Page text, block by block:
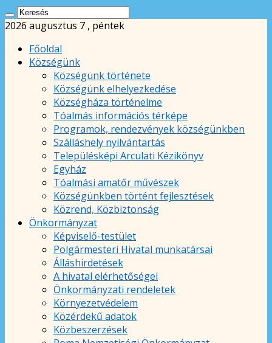
2026 augusztus 7 , péntek
Főoldal
Községünk
Községünk története
Községünk elhelyezkedése
Községháza történelme
Tóalmás információs térképe
Programok, rendezvények községünkben
Szálláshely nyilvántartás
Településképi Arculati Kézikönyv
Egyház
Tóalmási amatőr művészek
Községünkben történt fejlesztések
Közrend, Közbiztonság
Önkormányzat
Képviselő-testület
Polgármesteri Hivatal munkatársai
Álláshirdetések
A hivatal elérhetőségei
Önkormányzati rendeletek
Környezetvédelem
Közérdekű adatok
Közbeszerzések